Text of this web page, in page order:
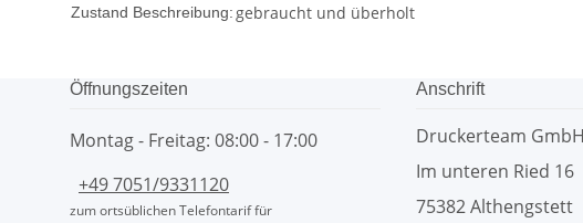
Zustand Beschreibung:gebraucht und überholt
Öffnungszeiten
Montag - Freitag: 08:00 - 17:00
+49 7051/9331120
zum ortsüblichen Telefontarif für
Anschrift
Druckerteam GmbH
Im unteren Ried 16
75382 Althengstett